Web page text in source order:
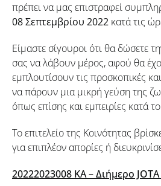
πρέπει να μας επιστραφεί
08 Σεπτεμβρίου 2022 κατά τις
Είμαστε σίγουροι ότι θα δώσετε
σας να λάβουν μέρος, αφού θα
εμπλουτίσουν τις προσκοπικές
να πάρουν μια μικρή γεύση της
όπως επίσης και εμπειρίες κατά
Το επιτελείο της Κοινότητας
για επιπλέον απορίες ή
20222023008 ΚΑ – Διήμερο JOTA